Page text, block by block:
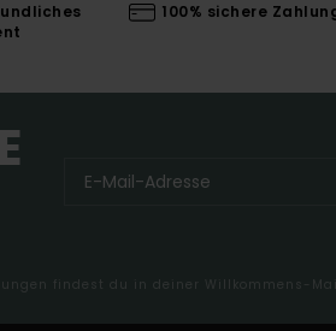
100% sichere
findest du in deiner Willkommens-